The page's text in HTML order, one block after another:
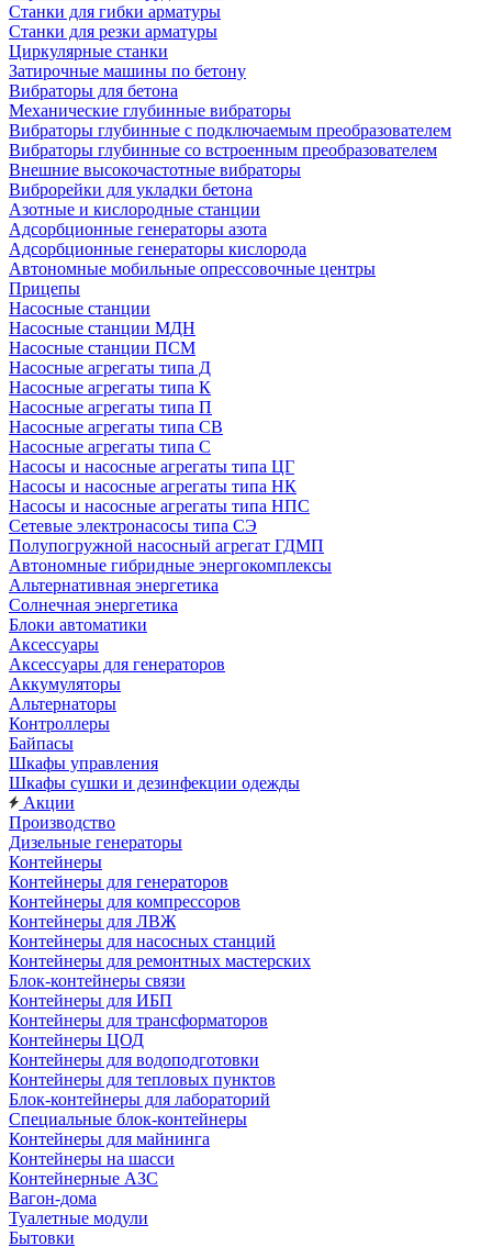
Станки для гибки арматуры
Станки для резки арматуры
Циркулярные станки
Затирочные машины по бетону
Вибраторы для бетона
Механические глубинные вибраторы
Вибраторы глубинные с подключаемым преобразователем
Вибраторы глубинные со встроенным преобразователем
Внешние высокочастотные вибраторы
Виброрейки для укладки бетона
Азотные и кислородные станции
Адсорбционные генераторы азота
Адсорбционные генераторы кислорода
Автономные мобильные опрессовочные центры
Прицепы
Насосные станции
Насосные станции МДН
Насосные станции ПСМ
Насосные агрегаты типа Д
Насосные агрегаты типа К
Насосные агрегаты типа П
Насосные агрегаты типа СВ
Насосные агрегаты типа С
Насосы и насосные агрегаты типа ЦГ
Насосы и насосные агрегаты типа НК
Насосы и насосные агрегаты типа НПС
Сетевые электронасосы типа СЭ
Полупогружной насосный агрегат ГДМП
Автономные гибридные энергокомплексы
Альтернативная энергетика
Солнечная энергетика
Блоки автоматики
Аксессуары
Аксессуары для генераторов
Аккумуляторы
Альтернаторы
Контроллеры
Байпасы
Шкафы управления
Шкафы сушки и дезинфекции одежды
Акции
Производство
Дизельные генераторы
Контейнеры
Контейнеры для генераторов
Контейнеры для компрессоров
Контейнеры для ЛВЖ
Контейнеры для насосных станций
Контейнеры для ремонтных мастерских
Блок-контейнеры связи
Контейнеры для ИБП
Контейнеры для трансформаторов
Контейнеры ЦОД
Контейнеры для водоподготовки
Контейнеры для тепловых пунктов
Блок-контейнеры для лабораторий
Специальные блок-контейнеры
Контейнеры для майнинга
Контейнеры на шасси
Контейнерные АЗС
Вагон-дома
Туалетные модули
Бытовки